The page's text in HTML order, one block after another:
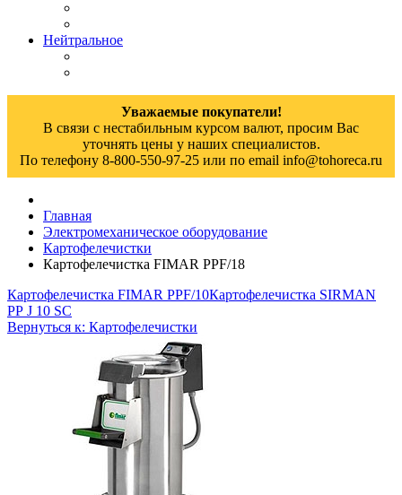
Нейтральное
Уважаемые покупатели!
В связи с нестабильным курсом валют, просим Вас
уточнять цены у наших специалистов.
По телефону 8-800-550-97-25 или по email info@tohoreca.ru
Главная
Электромеханическое оборудование
Картофелечистки
Картофелечистка FIMAR PPF/18
Картофелечистка FIMAR PPF/10Картофелечистка SIRMAN
РР J 10 SC
Вернуться к: Картофелечистки